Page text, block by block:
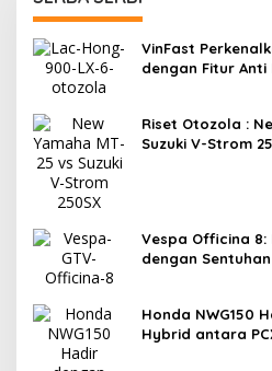
VinFast
dengan Fitur Anti
Riset Otozola :
Suzuki V-Strom
Vespa Officina 8:
dengan
Honda NWG150
Hybrid antara